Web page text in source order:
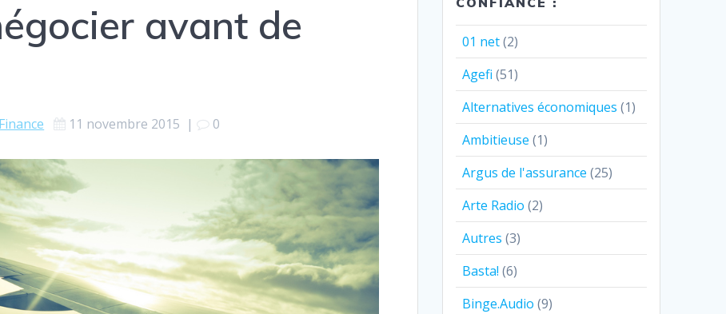
avant de
11 novembre 2015 | 0
01 net(2)
Agefi (51)
Alternatives économiques (1)
Ambitieuse (1)
Argus de l'assurance (25)
Arte Radio (2)
Autres (3)
Basta! (6)
Binge.Audio (9)